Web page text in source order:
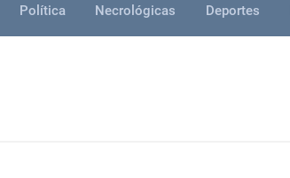
Política Necrológicas Deportes